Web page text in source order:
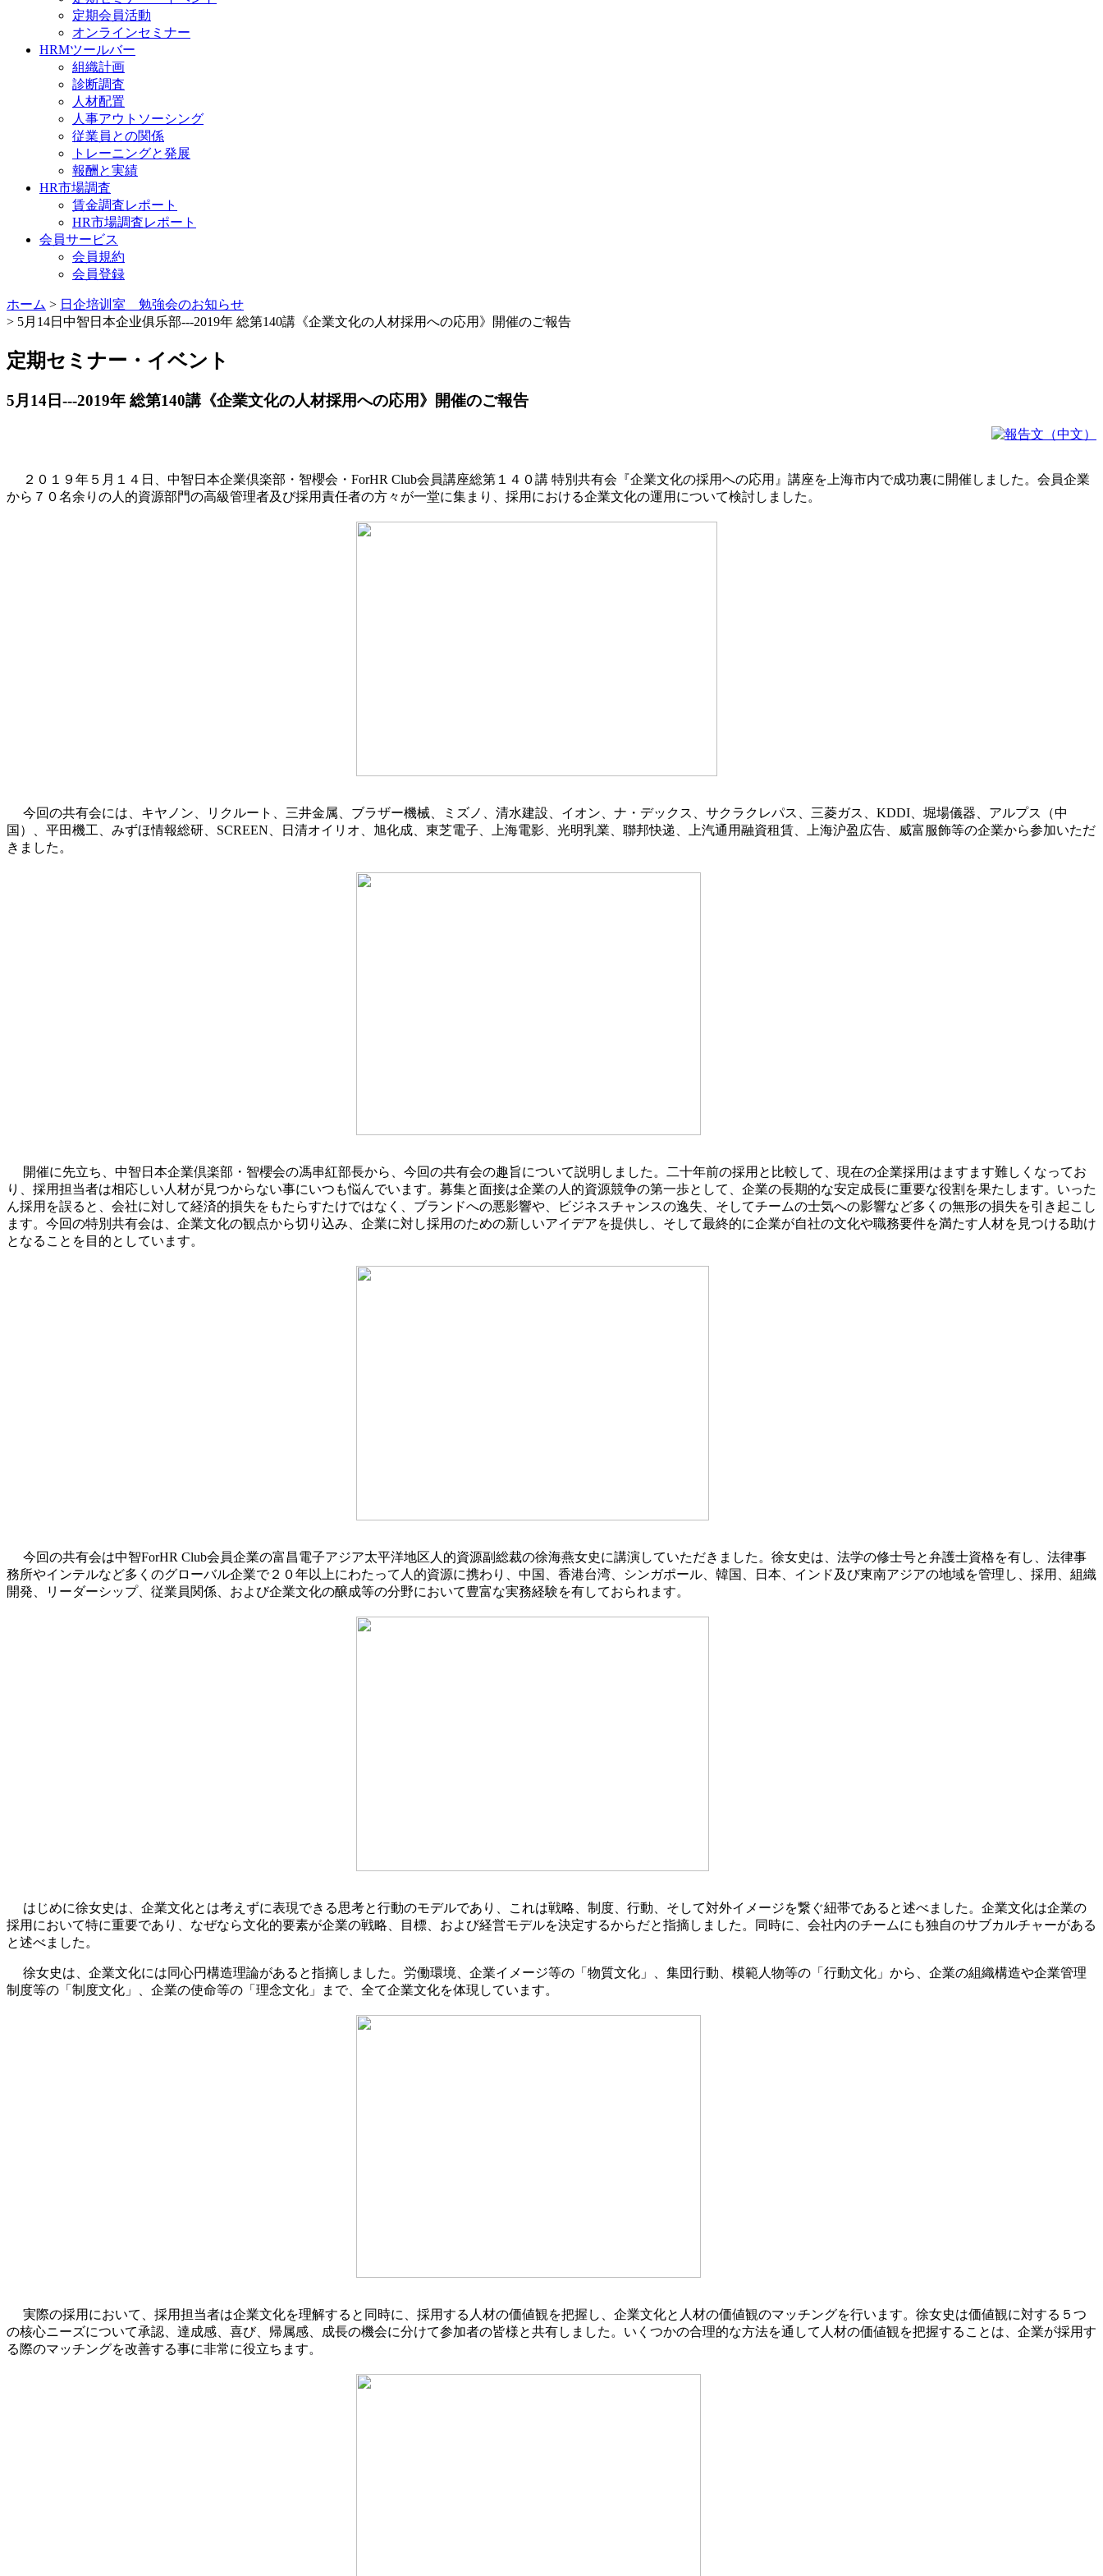
定期会員活動
オンラインセミナー
HRMツールバー
組織計画
診断調査
人材配置
人事アウトソーシング
従業員との関係
トレーニングと発展
報酬と実績
HR市場調査
賃金調査レポート
HR市場調査レポート
会員サービス
会員規約
会員登録
ホーム > 日企培训室 勉強会のお知らせ
> 5月14日中智日本企业俱乐部---2019年 総第140講《企業文化の人材採用への応用》開催のご報告
定期セミナー・イベント
5月14日---2019年 総第140講《企業文化の人材採用への応用》開催のご報告
２０１９年５月１４日、中智日本企業倶楽部・智櫻会・ForHR Club会員講座総第１４０講 特別共有会『企業文化の採用への応用』講座を上海市内で成功裏に開催しました。会員企業
から７０名余りの人的資源部門の高級管理者及び採用責任者の方々が一堂に集まり、採用における企業文化の運用について検討しました。
今回の共有会には、キヤノン、リクルート、三井金属、ブラザー機械、ミズノ、清水建設、イオン、ナ・デックス、サクラクレパス、三菱ガス、KDDI、堀場儀器、アルプス（中
国）、平田機工、みずほ情報総研、SCREEN、日清オイリオ、旭化成、東芝電子、上海電影、光明乳業、聯邦快递、上汽通用融資租賃、上海沪盈広告、威富服飾等の企業から参加いただ
きました。
開催に先立ち、中智日本企業倶楽部・智櫻会の馮串紅部長から、今回の共有会の趣旨について説明しました。二十年前の採用と比較して、現在の企業採用はますます難しくなってお
り、採用担当者は相応しい人材が見つからない事にいつも悩んでいます。募集と面接は企業の人的資源競争の第一歩として、企業の長期的な安定成長に重要な役割を果たします。いった
ん採用を誤ると、会社に対して経済的損失をもたらすたけではなく、ブランドへの悪影響や、ビジネスチャンスの逸失、そしてチームの士気への影響など多くの無形の損失を引き起こし
ます。今回の特別共有会は、企業文化の観点から切り込み、企業に対し採用のための新しいアイデアを提供し、そして最終的に企業が自社の文化や職務要件を満たす人材を見つける助け
となることを目的としています。
今回の共有会は中智ForHR Club会員企業の富昌電子アジア太平洋地区人的資源副総裁の徐海燕女史に講演していただきました。徐女史は、法学の修士号と弁護士資格を有し、法律事
務所やインテルなど多くのグローバル企業で２０年以上にわたって人的資源に携わり、中国、香港台湾、シンガポール、韓国、日本、インド及び東南アジアの地域を管理し、採用、組織
開発、リーダーシップ、従業員関係、および企業文化の醸成等の分野において豊富な実務経験を有しておられます。
はじめに徐女史は、企業文化とは考えずに表現できる思考と行動のモデルであり、これは戦略、制度、行動、そして対外イメージを繋ぐ紐帯であると述べました。企業文化は企業の
採用において特に重要であり、なぜなら文化的要素が企業の戦略、目標、および経営モデルを決定するからだと指摘しました。同時に、会社内のチームにも独自のサブカルチャーがある
と述べました。
徐女史は、企業文化には同心円構造理論があると指摘しました。労働環境、企業イメージ等の「物質文化」、集団行動、模範人物等の「行動文化」から、企業の組織構造や企業管理
制度等の「制度文化」、企業の使命等の「理念文化」まで、全て企業文化を体現しています。
実際の採用において、採用担当者は企業文化を理解すると同時に、採用する人材の価値観を把握し、企業文化と人材の価値観のマッチングを行います。徐女史は価値観に対する５つ
の核心ニーズについて承認、達成感、喜び、帰属感、成長の機会に分けて参加者の皆様と共有しました。いくつかの合理的な方法を通して人材の価値観を把握することは、企業が採用す
る際のマッチングを改善する事に非常に役立ちます。